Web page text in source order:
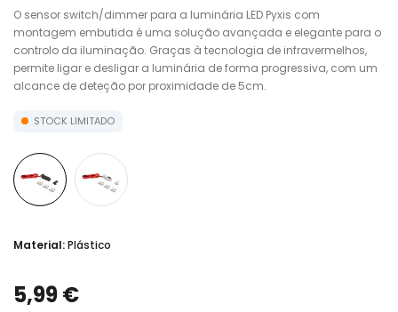
O sensor switch/dimmer para a luminária LED Pyxis com
montagem embutida é uma solução avançada e elegante para o
controlo da iluminação. Graças à tecnologia de infravermelhos,
permite ligar e desligar a luminária de forma progressiva, com um
alcance de deteção por proximidade de 5cm.
STOCK LIMITADO
Material:Plástico
5,99 €